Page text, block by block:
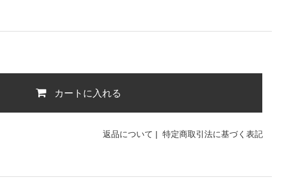
カートに入れる
返品について | 特定商取引法に基づく表記